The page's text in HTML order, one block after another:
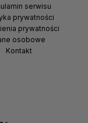
serwisu
prywatności
prywatności
osobowe
Kontakt